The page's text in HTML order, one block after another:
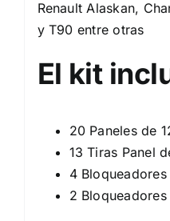
Renault Alaskan,
y T90 entre otras
El kit
20 Paneles de
13 Tiras Panel
4
2